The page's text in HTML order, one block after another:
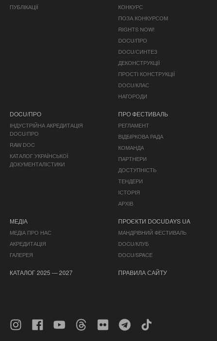
ПУБЛІКАЦІЇ
КОНКУРС
ПОЗА КОНКУРСОМ
RIGHTS NOW!
DOCU/ПРО
DOCU/СИНТЕЗ
ДЕКОНСТРУКЦІЇ
ПРОСТІ КОНСТРУКЦІЇ
DOCU/КЛАС
НАГОРОДИ
DOCU/ПРО
ІНДУСТРІЙНА АКРЕДИТАЦІЯ
DOCU/ПРО
RAW DOC
КАТАЛОГ УКРАЇНСЬКОЇ
ДОКУМЕНТАЛІСТИКИ
ПРО ФЕСТИВАЛЬ
РЕГЛАМЕНТ
ВІДБІРКОВА РАДА
КОМАНДА
ПАРТНЕРИ
ДОСТУПНІСТЬ
ТЕНДЕРИ
ІСТОРІЯ
АРХІВ
МЕДІА
МЕДІА ПРО НАС
АКРЕДИТАЦІЯ
ГАЛЕРЕЯ
ПРОЄКТИ DOCUDAYS UA
МАНДРІВНИЙ ФЕСТИВАЛЬ
DOCU/КЛУБ
DOCU/SPACE
КАТАЛОГ 2025 — 2027 ПРАВИЛА САЙТУ